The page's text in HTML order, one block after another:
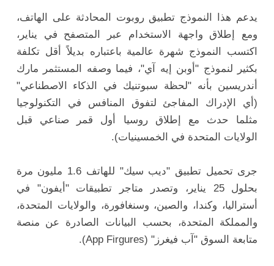
يدعم هذا النموذج تطبيق روبوت المحادثة على الهاتف،
ومع إطلاق واجهة الاستخدام عبر المتصفح في يناير،
اكتسب النموذج شهرة عالمية باعتباره بديلاً أقل تكلفة
بكثير لنموذج "أوبن إيه آي"، فيما وصفه المستثمر مارك
أندريسين بأنه "لحظة سبوتنيك في الذكاء الاصطناعي"
(أي الإدراك المفاجئ لتفوق المنافس في التكنولوجيا
مثلما حدث مع إطلاق روسيا أول قمر صناعي قبل
الولايات المتحدة في الخمسينيات).
جرى تحميل تطبيق "ديب سيك" للهاتف 1.6 مليون مرة
بحلول 25 يناير، وتصدر متاجر تطبيقات "أيفون" في
أستراليا، وكندا، والصين، وسنغافورة، والولايات المتحدة،
والمملكة المتحدة، بحسب البيانات الصادرة عن منصة
متابعة السوق "آب فيغرز" (App Firgures).